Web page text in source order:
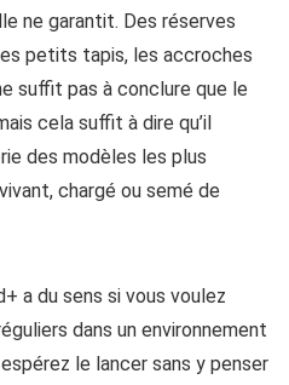
ne garantit. Des réserves
petits tapis, les accroches
suffit pas à conclure que le
cela suffit à dire qu’il
des modèles les plus
chargé ou semé de
a du sens si vous voulez
dans un environnement
le lancer sans y penser